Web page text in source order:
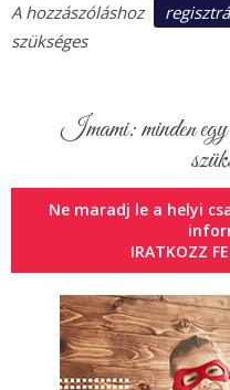
A hozzászóláshoz
szükséges
Imami: minden egy
Ne maradj le a helyi
IRATKOZZ